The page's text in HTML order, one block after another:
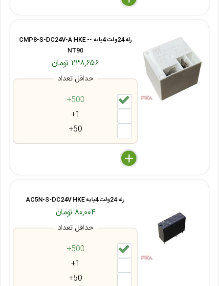
رله 24ولت 4پایه -CMP8-S-DC24V-A HKE -
NT90
۲۳۸,۶۵۶ تومان
حداقل تعداد
500+
1+
50+
delete
remove
add
رله 24ولت 4پایه AC5N-S-DC24V HKE
۸۰,۰۰۴ تومان
حداقل تعداد
500+
1+
50+